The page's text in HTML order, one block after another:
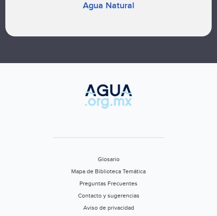
Agua Natural
Glosario
Mapa de Biblioteca Temática
Preguntas Frecuentes
Contacto y sugerencias
Aviso de privacidad